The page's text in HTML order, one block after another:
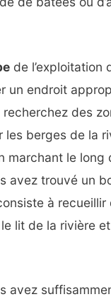
de l’exploitation
un endroit
des
les berges de la
marchant le long
avez trouvé un
à
lit de la rivière
avez